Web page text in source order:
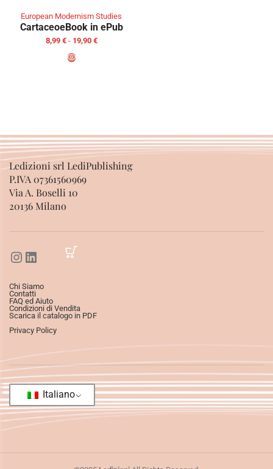
European Modernism Studies
CartaceoeBook in ePub
8,99 € - 19,90 €
Ledizioni srl LediPublishing
P.IVA 07361560969
Via A. Boselli 10
20136 Milano
Chi Siamo
Contatti
FAQ ed Aiuto
Condizioni di Vendita
Scarica il catalogo in PDF
Privacy Policy
Italiano